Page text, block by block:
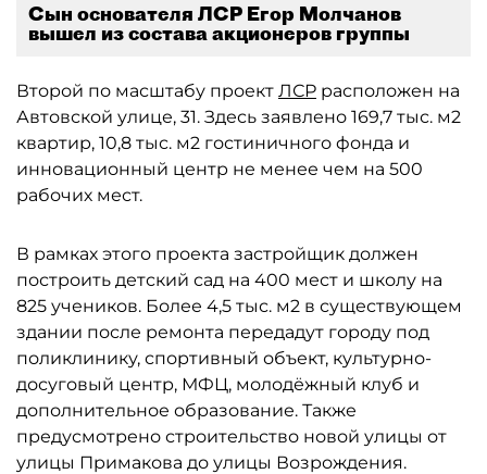
Сын основателя ЛСР Егор Молчанов
вышел из состава акционеров группы
Второй по масштабу проект ЛСР расположен на
Автовской улице, 31. Здесь заявлено 169,7 тыс. м2
квартир, 10,8 тыс. м2 гостиничного фонда и
инновационный центр не менее чем на 500
рабочих мест.
В рамках этого проекта застройщик должен
построить детский сад на 400 мест и школу на
825 учеников. Более 4,5 тыс. м2 в существующем
здании после ремонта передадут городу под
поликлинику, спортивный объект, культурно-
досуговый центр, МФЦ, молодёжный клуб и
дополнительное образование. Также
предусмотрено строительство новой улицы от
улицы Примакова до улицы Возрождения.